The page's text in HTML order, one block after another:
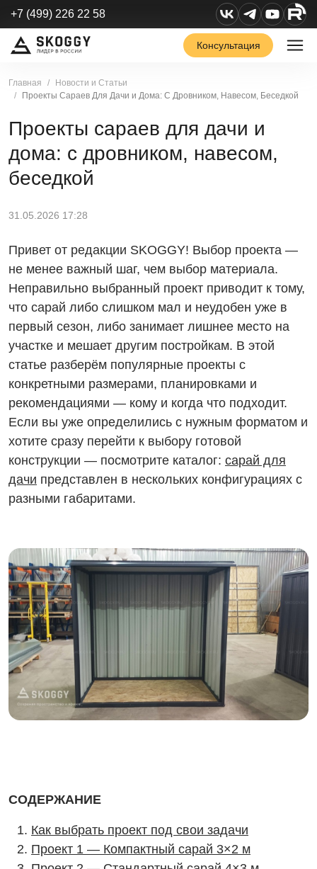
+7 (499) 226 22 58
Консультация
Главная
Новости и Статьи
Проекты Сараев Для Дачи и Дома: С Дровником, Навесом, Беседкой
Проекты сараев для дачи и
дома: с дровником, навесом,
беседкой
31.05.2026 17:28
Привет от редакции SKOGGY! Выбор проекта —
не менее важный шаг, чем выбор материала.
Неправильно выбранный проект приводит к тому,
что сарай либо слишком мал и неудобен уже в
первый сезон, либо занимает лишнее место на
участке и мешает другим постройкам. В этой
статье разберём популярные проекты с
конкретными размерами, планировками и
рекомендациями — кому и когда что подходит.
Если вы уже определились с нужным форматом и
хотите сразу перейти к выбору готовой
конструкции — посмотрите каталог: сарай для
дачи представлен в нескольких конфигурациях с
разными габаритами.
СОДЕРЖАНИЕ
Как выбрать проект под свои задачи
Проект 1 — Компактный сарай 3×2 м